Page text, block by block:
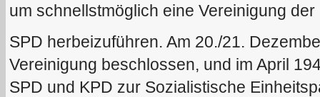
um schnellstmöglich eine Vereinigung der
SPD herbeizuführen. Am 20./21.
Vereinigung beschlossen, und im April
SPD und KPD zur Sozialistische